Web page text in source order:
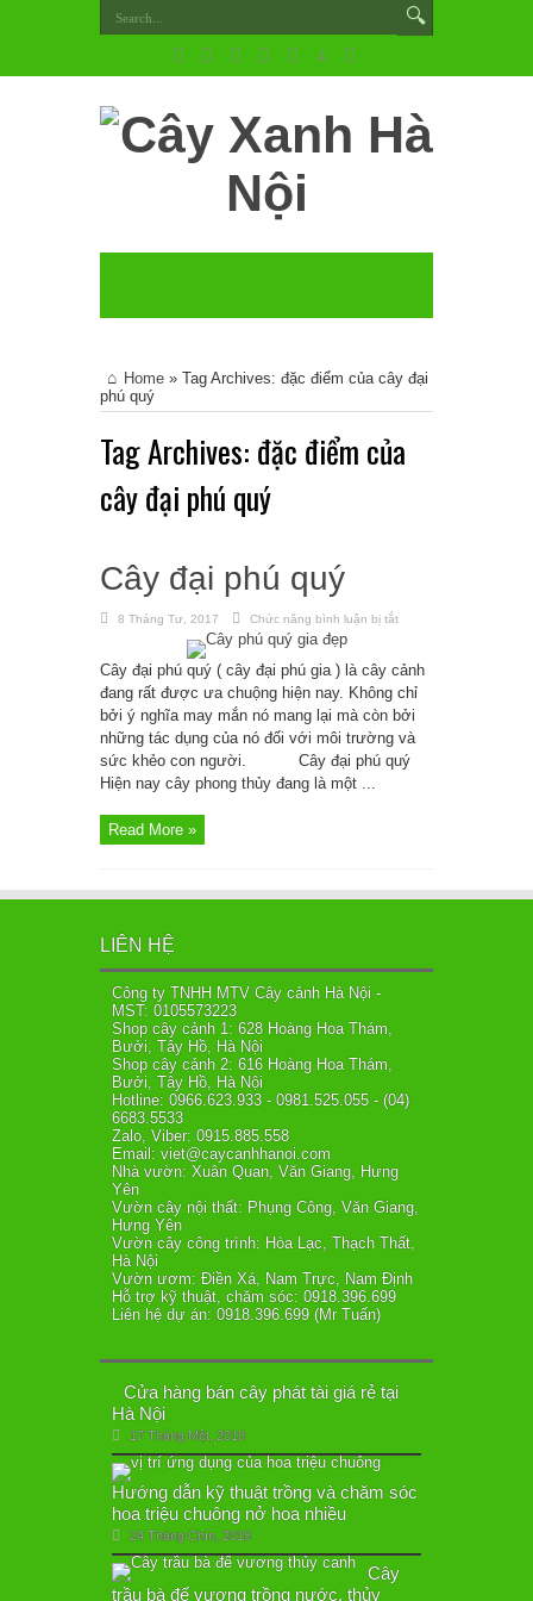
Home » Tag Archives: đặc điểm của cây đại
phú quý
Tag Archives: đặc điểm của
cây đại phú quý
Cây đại phú quý
8 Tháng Tư, 2017 Chức năng bình luận bị tắt
quý
Cây đại phú quý ( cây đại phú gia ) là cây cảnh
đang rất được ưa chuộng hiện nay. Không chỉ
bởi ý nghĩa may mắn nó mang lại mà còn bởi
những tác dụng của nó đối với môi trường và
sức khẻo con người. Cây đại phú quý
Hiện nay cây phong thủy đang là một ...
Read More »
LIÊN HỆ
Công ty TNHH MTV Cây cảnh Hà Nội -
MST: 0105573223
Shop cây cảnh 1: 628 Hoàng Hoa Thám,
Bưởi, Tây Hồ, Hà Nội
Shop cây cảnh 2: 616 Hoàng Hoa Thám,
Bưởi, Tây Hồ, Hà Nội
Hotline: 0966.623.933 - 0981.525.055 - (04)
6683.5533
Zalo, Viber: 0915.885.558
Email: viet@caycanhhanoi.com
Nhà vườn: Xuân Quan, Văn Giang, Hưng
Yên
Vườn cây nội thất: Phụng Công, Văn Giang,
Hưng Yên
Vườn cây công trình: Hòa Lạc, Thạch Thất,
Hà Nội
Vườn ươm: Điền Xá, Nam Trực, Nam Định
Hỗ trợ kỹ thuật, chăm sóc: 0918.396.699
Liên hệ dự án: 0918.396.699 (Mr Tuấn)
Cửa hàng bán cây phát tài giá rẻ tại
Hà Nội
17 Tháng Một, 2018
Hướng dẫn kỹ thuật trồng và chăm sóc
hoa triệu chuông nở hoa nhiều
24 Tháng Chín, 2018
Cây
trầu bà đế vương trồng nước, thủy